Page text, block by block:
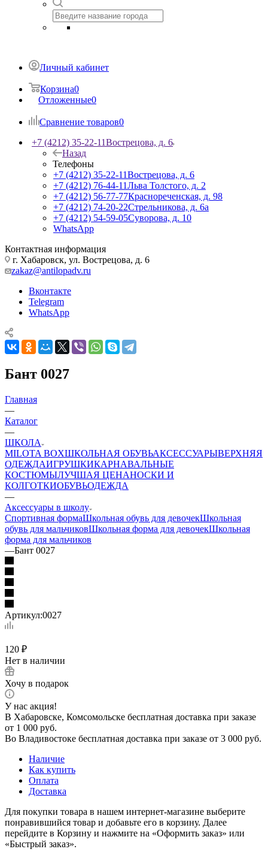
Личный кабинет
Корзина0
Отложенные0
Сравнение товаров0
+7 (4212) 35-22-11Вострецова, д. 6
Назад
Телефоны
+7 (4212) 35-22-11Вострецова, д. 6
+7 (4212) 76-44-11Льва Толстого, д. 2
+7 (4212) 56-77-77Краснореченская, д. 98
+7 (4212) 74-20-22Стрельникова, д. 6а
+7 (4212) 54-59-05Суворова, д. 10
WhatsApp
Контактная информация
г. Хабаровск, ул. Вострецова, д. 6
zakaz@antilopadv.ru
Вконтакте
Telegram
WhatsApp
Бант 0027
Главная
—
Каталог
—
ШКОЛА
MILOTA BOXШКОЛЬНАЯ ОБУВЬАКСЕССУАРЫВЕРХНЯЯ
ОДЕЖДАИГРУШКИКАРНАВАЛЬНЫЕ
КОСТЮМЫЛУЧШАЯ ЦЕНАНОСКИ И
КОЛГОТКИОБУВЬОДЕЖДА
—
Аксессуары в школу
Спортивная формаШкольная обувь для девочекШкольная
обувь для мальчиковШкольная форма для девочекШкольная
форма для мальчиков
—Бант 0027
Артикул:0027
120 ₽
Нет в наличии
Хочу в подарок
У нас акция!
В Хабаровске, Комсомольске бесплатная доставка при заказе
от 1 000 руб.
Во Владивостоке бесплатная доставка при заказе от 3 000 руб.
Наличие
Как купить
Оплата
Доставка
Для покупки товара в нашем интернет-магазине выберите
понравившийся товар и добавьте его в корзину. Далее
перейдите в Корзину и нажмите на «Оформить заказ» или
«Быстрый заказ».